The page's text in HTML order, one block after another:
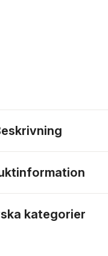
kategorier